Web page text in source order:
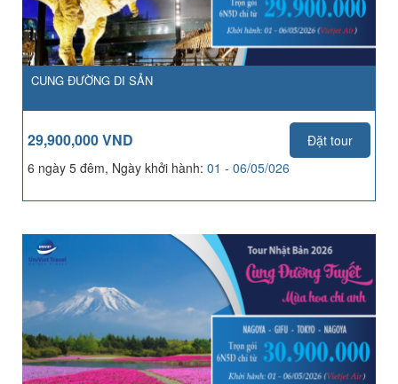
CUNG ĐƯỜNG DI SẢN
29,900,000 VND
Đặt tour
6 ngày 5 đêm, Ngày khởi hành: 01 - 06/05/026